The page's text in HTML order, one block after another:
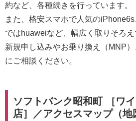
約など、各種続きを行っています。
また、格安スマホで人気の
ではhuaweiなど、幅広く取りそろえ
新規申し込みやお乗り換え（MNP
にご相談ください。
ソフトバンク昭和町 ［ワ
店］／アクセスマップ（地